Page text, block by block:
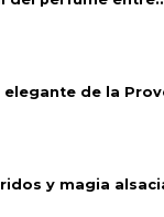
de la
y magia